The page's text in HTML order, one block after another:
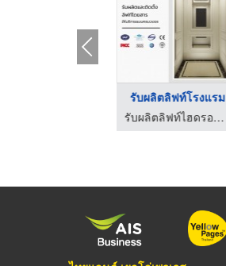
รับผลิตลิฟท์โรงแรม
รับผลิตลิฟท์ไฮดรอลิค-เมอร์คิวรี่ออโตโมทีฟ